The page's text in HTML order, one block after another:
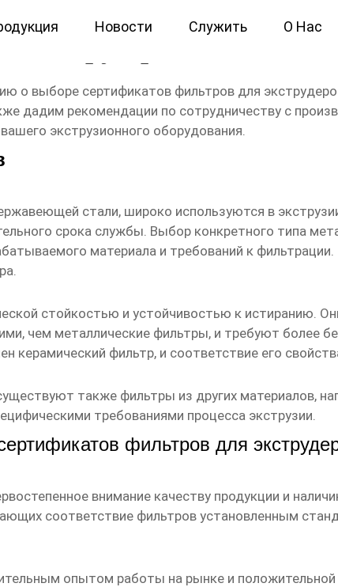
Новости Служить О Нас
экструдеров
о выборе сертификатов фильтров для
дадим рекомендации по сотрудничеству с
экструзионного оборудования.
стали, широко используются в
срока службы. Выбор конкретного типа
материала и требований к
стойкостью и устойчивостью к истиранию.
чем металлические фильтры, и требуют более
керамический фильтр, и соответствие его
также фильтры из других материалов,
требованиями процесса экструзии.
фильтров для
внимание качеству продукции и
соответствие фильтров установленным
опытом работы на рынке и